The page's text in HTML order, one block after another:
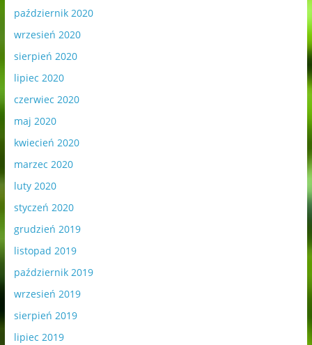
październik 2020
wrzesień 2020
sierpień 2020
lipiec 2020
czerwiec 2020
maj 2020
kwiecień 2020
marzec 2020
luty 2020
styczeń 2020
grudzień 2019
listopad 2019
październik 2019
wrzesień 2019
sierpień 2019
lipiec 2019